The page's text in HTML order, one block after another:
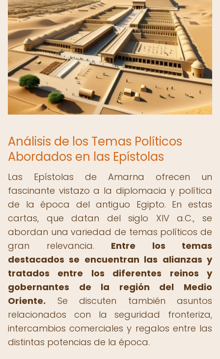
Análisis de los Temas Políticos
Abordados en las Epístolas
Las Epístolas de Amarna ofrecen un
fascinante vistazo a la diplomacia y política
de la época del antiguo Egipto. En estas
cartas, que datan del siglo XIV a.C., se
abordan una variedad de temas políticos de
gran relevancia. Entre los temas
destacados se encuentran las alianzas y
tratados entre los diferentes reinos y
gobernantes de la región del Medio
Oriente. Se discuten también asuntos
relacionados con la seguridad fronteriza,
intercambios comerciales y regalos entre las
distintas potencias de la época.